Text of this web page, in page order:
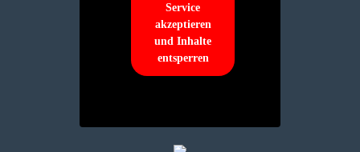
Service
akzeptieren
und Inhalte
entsperren